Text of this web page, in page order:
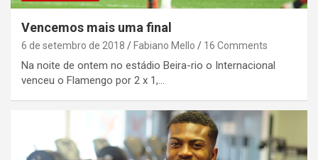
Vencemos mais uma final
6 de setembro de 2018 Fabiano Mello 16 Comments
Na noite de ontem no estádio Beira-rio o Internacional
venceu o Flamengo por 2 x 1,…